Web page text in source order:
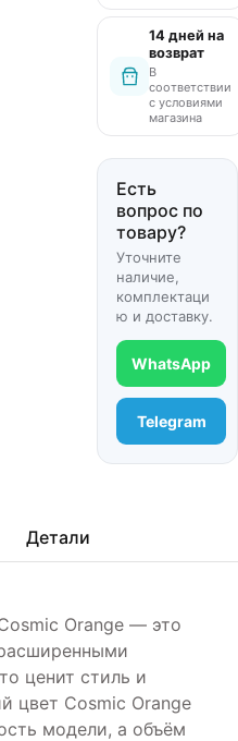
14 дней на
возврат
В
соответствии
с условиями
магазина
Есть
вопрос по
товару?
Уточните
наличие,
комплектаци
ю и доставку.
WhatsApp
Telegram
Детали
Orange — это
ценит стиль и
цвет Cosmic Orange
модели, а объём